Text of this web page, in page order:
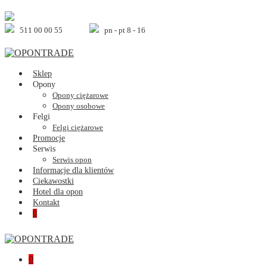
Skip
to
content511 00 00 55 pn - pt 8 - 16
Sklep
Opony
Opony ciężarowe
Opony osobowe
Felgi
Felgi ciężarowe
Promocje
Serwis
Serwis opon
Informacje dla klientów
Ciekawostki
Hotel dla opon
Kontakt
Shopping
0Items
Shopping
0Items